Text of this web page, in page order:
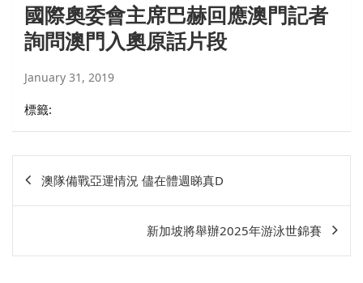
國際奧委會主席巴赫回應澳門記者
詢問澳門入奧原話片段
January 31, 2019
標籤:
章
澳隊備戰亞運情況 儘在體週睇真D
新加坡將舉辦2025年游泳世錦賽